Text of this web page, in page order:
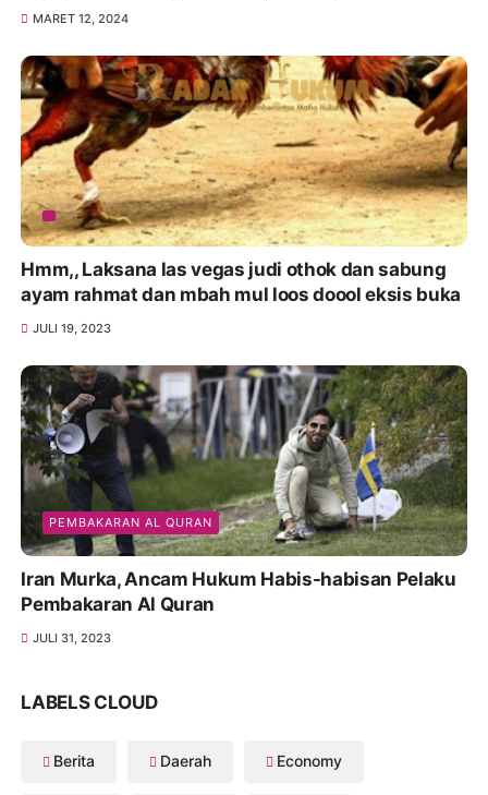
MARET 12, 2024
Hmm,, Laksana las vegas judi othok dan sabung
ayam rahmat dan mbah mul loos doool eksis buka
JULI 19, 2023
PEMBAKARAN AL QURAN
Iran Murka, Ancam Hukum Habis-habisan Pelaku
Pembakaran Al Quran
JULI 31, 2023
LABELS CLOUD
Berita Daerah Economy